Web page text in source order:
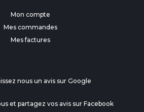
Mon compte
Mes commandes
Mes factures
nous un avis sur Google
et partagez vos avis sur Facebook